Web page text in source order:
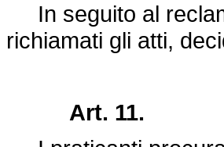
In seguito al
richiamati gli atti,
Art. 11.